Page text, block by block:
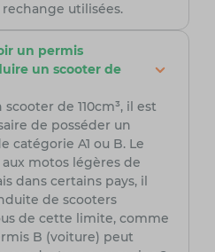
utilisées.
un permis
un scooter de
de 110cm³, il est
de posséder un
catégorie A1 ou B. Le
motos légères de
dans certains pays, il
de scooters
de cette limite, comme
B (voiture) peut